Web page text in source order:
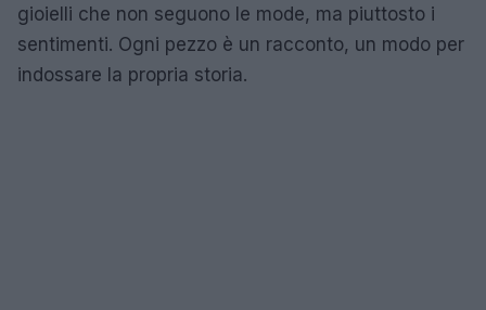
gioielli che non seguono le mode, ma piuttosto i
sentimenti. Ogni pezzo è un racconto, un modo per
indossare la propria storia.